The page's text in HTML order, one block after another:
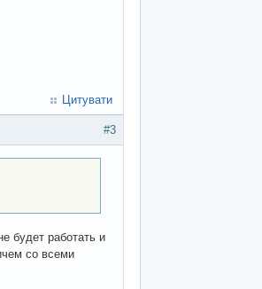
Цитувати
#3
будет работать и
со всеми